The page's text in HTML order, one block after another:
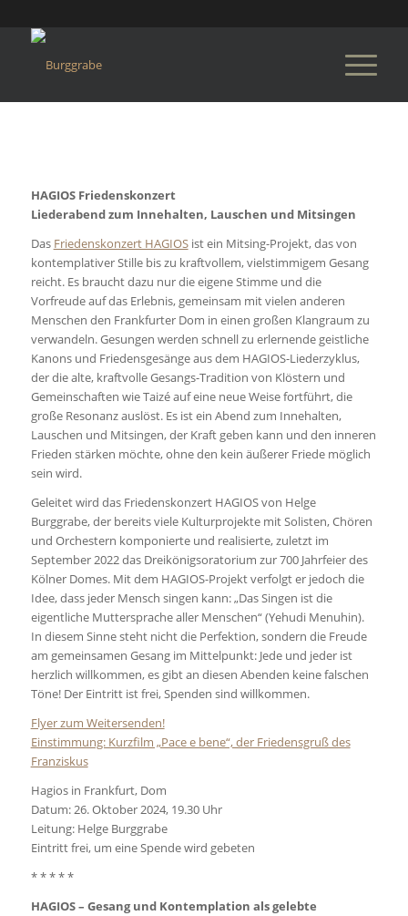
HAGIOS Friedenskonzert
Liederabend zum Innehalten, Lauschen und Mitsingen
Das Friedenskonzert HAGIOSist ein Mitsing-Projekt, das von
kontemplativer Stille bis zu kraftvollem, vielstimmigem Gesang
reicht. Es braucht dazu nur die eigene Stimme und die
Vorfreude auf das Erlebnis, gemeinsam mit vielen anderen
Menschen den Frankfurter Dom in einen großen Klangraum zu
verwandeln. Gesungen werden schnell zu erlernende geistliche
Kanons und Friedensgesänge aus dem HAGIOS-Liederzyklus,
der die alte, kraftvolle Gesangs-Tradition von Klöstern und
Gemeinschaften wie Taizé auf eine neue Weise fortführt, die
große Resonanz auslöst. Es ist ein Abend zum Innehalten,
Lauschen und Mitsingen, der Kraft geben kann und den inneren
Frieden stärken möchte, ohne den kein äußerer Friede möglich
sein wird.
Geleitet wird das Friedenskonzert HAGIOS von Helge
Burggrabe, der bereits viele Kulturprojekte mit Solisten, Chören
und Orchestern komponierte und realisierte, zuletzt im
September 2022 das Dreikönigsoratorium zur 700 Jahrfeier des
Kölner Domes. Mit dem HAGIOS-Projekt verfolgt er jedoch die
Idee, dass jeder Mensch singen kann: „Das Singen ist die
eigentliche Muttersprache aller Menschen“ (Yehudi Menuhin).
In diesem Sinne steht nicht die Perfektion, sondern die Freude
am gemeinsamen Gesang im Mittelpunkt: Jede und jeder ist
herzlich willkommen, es gibt an diesen Abenden keine falschen
Töne! Der Eintritt ist frei, Spenden sind willkommen.
Flyer zum Weitersenden!
Einstimmung: Kurzfilm „Pace e bene“, der Friedensgruß des
Franziskus
Hagios in Frankfurt, Dom
Datum: 26. Oktober 2024, 19.30 Uhr
Leitung: Helge Burggrabe
Eintritt frei, um eine Spende wird gebeten
* * * * *
HAGIOS – Gesang und Kontemplation als gelebte